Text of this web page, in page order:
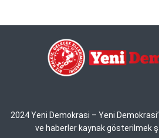
2024 Yeni Demokrasi – Yeni
ve haberler kaynak gösterilmek